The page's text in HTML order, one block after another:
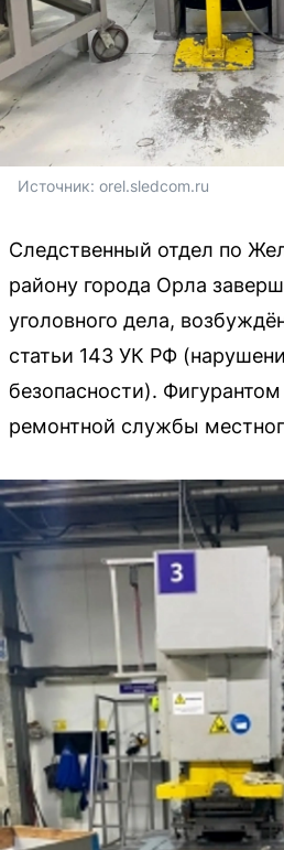
Источник: orel.sledcom.ru
Следственный отдел по
району города Орла
уголовного дела,
статьи 143 УК РФ
безопасности).
ремонтной службы